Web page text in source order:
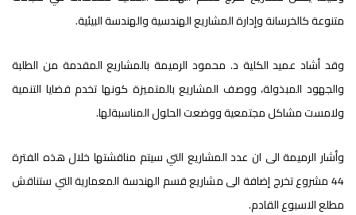
متنوعة كالخرسانة وإدارة المشاريع الهندسية والهندسة البيئية.
وقد أشاد عميد الكلية د. محمود الرميمة بالمشاريع المقدمة من الطلبة
والجهود المبذولة، ووصف المشاريع بالمتميزة كونها تخدم قضايا التنمية
ولامست مشاكل مجتمعية ووضعت الحلول المناسبةلها.
وأشار الرميمة الى ان عدد المشاريع التي سيتم مناقشتها خلال هذه الفترة
44 مشروع تخرج إضافة الى مشاريع قسم الهندسة المعمارية التي ستناقش
مطلع الاسبوع القادم.